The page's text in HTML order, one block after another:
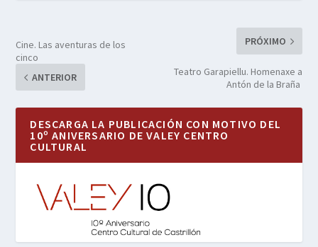
Cine. Las aventuras de los
cinco
ANTERIOR
PRÓXIMO
Teatro Garapiellu. Homenaxe a
Antón de la Braña
DESCARGA LA PUBLICACIÓN CON MOTIVO DEL
10º ANIVERSARIO DE VALEY CENTRO
CULTURAL